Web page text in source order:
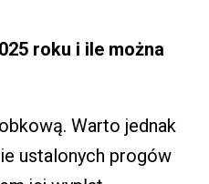
roku i ile można
Warto jednak
ustalonych progów